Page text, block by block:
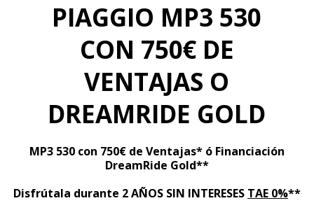
PIAGGIO MP3 530
CON 750€ DE
VENTAJAS O
DREAMRIDE GOLD
MP3 530 con 750€ de Ventajas* ó Financiación
DreamRide Gold**
Disfrútala durante 2 AÑOS SIN INTERESES TAE 0%**